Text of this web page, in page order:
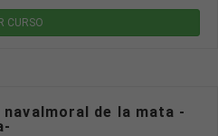
CURSO
navalmoral de la mata -